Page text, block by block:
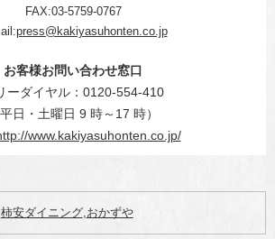
FAX:03-5759-0767
press@kakiyasuhonten.co.jp
お客様お問い合わせ窓口
ーダイヤル：0120-554-410
平日・土曜日 9 時～17 時）
www.kakiyasuhonten.co.jp/
柿安ダイニング おかずや